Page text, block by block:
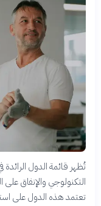
تُظهر قائمة الدول
التكنولوجي والإنفاق على
تعتمد هذه الدول على